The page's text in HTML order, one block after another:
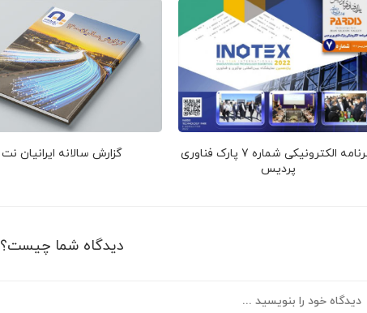
گزارش سالانه ایرانیان نت
خبرنامه الکترونیکی شماره 7 پارک فناوری
پردیس
دیدگاه شما چیست؟